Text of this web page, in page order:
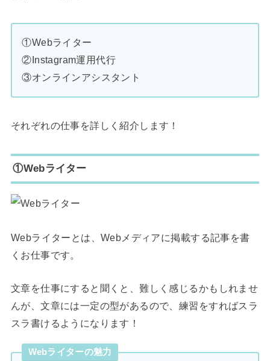
①Webライター
②Instagram運用代行
③オンラインアシスタント
それぞれの仕事を詳しく紹介します！
①Webライター
Webライターとは、Webメディアに掲載する記事を書
くお仕事です。
文章を仕事にすると聞くと、難しく感じるかもしれませ
んが、文章には一定の型があるので、練習をすればスラ
スラ書けるようになります！
Webライターの魅力